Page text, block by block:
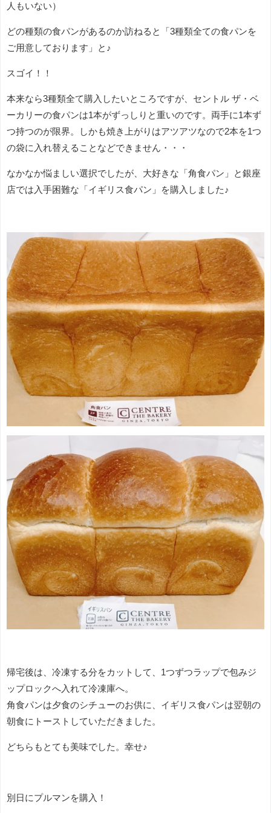
人もいない）
どの種類の食パンがあるのか訪ねると「3種類全ての食パンを
ご用意しております」と♪
スゴイ！！
本来なら3種類全て購入したいところですが、セントル ザ・ベ
ーカリーの食パンは1本がずっしりと重いのです。両手に1本ず
つ持つのが限界。しかも焼き上がりはアツアツなので2本を1つ
の袋に入れ替えることなどできません・・・
なかなか悩ましい選択でしたが、大好きな「角食パン」と銀座
店では入手困難な「イギリス食パン」を購入しました♪
帰宅後は、冷凍する分をカットして、1つずつラップで包みジ
ップロックへ入れて冷凍庫へ。
角食パンは夕食のシチューのお供に、イギリス食パンは翌朝の
朝食にトーストしていただきました。
どちらもとても美味でした。幸せ♪
別日にプルマンを購入！